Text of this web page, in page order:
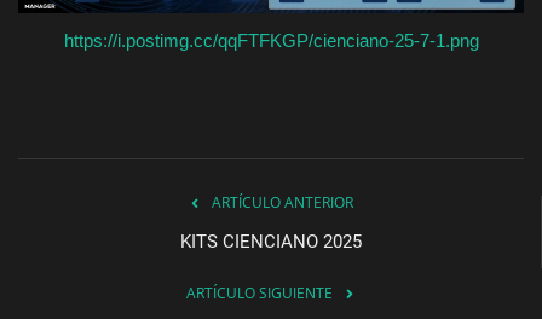
https://i.postimg.cc/qqFTFKGP/cienciano-25-7-1.png
ARTÍCULO ANTERIOR
KITS CIENCIANO 2025
ARTÍCULO SIGUIENTE